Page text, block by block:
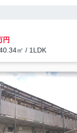
円
㎡ / 1LDK